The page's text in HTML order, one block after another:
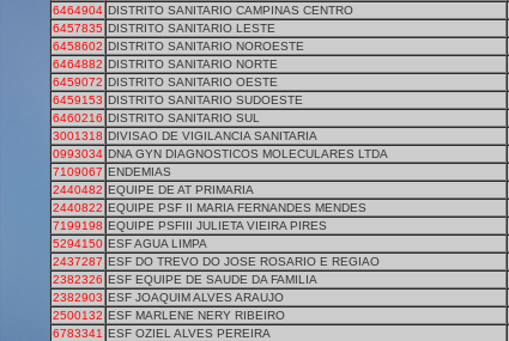
6464904 DISTRITO SANITARIO CAMPINAS CENTRO
6457835 DISTRITO SANITARIO LESTE
6458602 DISTRITO SANITARIO NOROESTE
6464882 DISTRITO SANITARIO NORTE
6459072 DISTRITO SANITARIO OESTE
6459153 DISTRITO SANITARIO SUDOESTE
6460216 DISTRITO SANITARIO SUL
3001318 DIVISAO DE VIGILANCIA SANITARIA
0993034 DNA GYN DIAGNOSTICOS MOLECULARES LTDA
7109067 ENDEMIAS
2440482 EQUIPE DE AT PRIMARIA
2440822 EQUIPE PSF II MARIA FERNANDES MENDES
7199198 EQUIPE PSFIII JULIETA VIEIRA PIRES
5294150 ESF AGUA LIMPA
2437287 ESF DO TREVO DO JOSE ROSARIO E REGIAO
2382326 ESF EQUIPE DE SAUDE DA FAMILIA
2382903 ESF JOAQUIM ALVES ARAUJO
2500132 ESF MARLENE NERY RIBEIRO
6783341 ESF OZIEL ALVES PEREIRA